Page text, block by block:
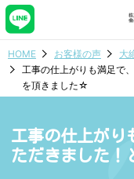
HOME お客様の声
大
工事の仕上がりも満足で
を頂きました☆
工事の仕上がり
ただきました！